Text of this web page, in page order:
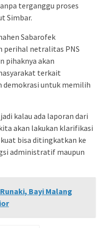
terganggu proses
Simbar.
Sabarofek
perihal netralitas PNS
pihaknya akan
terkait
demokrasi untuk memilih
kalau ada laporan dari
akan lakukan klarifikasi
bisa ditingkatkan ke
administratif maupun
Bayi Malang